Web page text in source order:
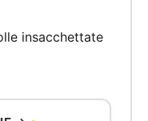
insacchettate